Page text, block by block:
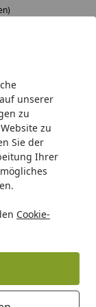
unserer
zu
zu
Sie der
Ihrer
Cookie-
für